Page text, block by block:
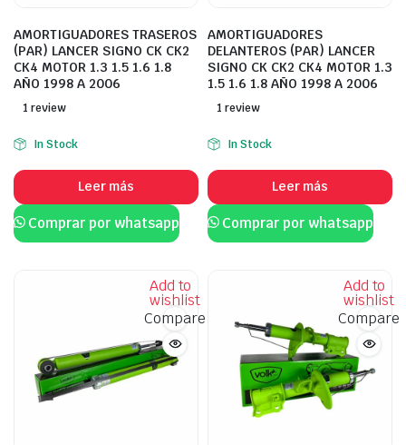
AMORTIGUADORES TRASEROS
(PAR) LANCER SIGNO CK CK2
CK4 MOTOR 1.3 1.5 1.6 1.8
AÑO 1998 A 2006
1 review
In Stock
Leer más
Comprar por whatsapp
AMORTIGUADORES
DELANTEROS (PAR) LANCER
SIGNO CK CK2 CK4 MOTOR 1.3
1.5 1.6 1.8 AÑO 1998 A 2006
1 review
In Stock
Leer más
Comprar por whatsapp
Add to
wishlist
Compare
Add to
wishlist
Compare